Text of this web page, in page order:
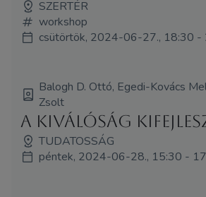
SZERTÉR
workshop
csütörtök, 2024-06-27., 18:30 -
Balogh D. Ottó, Egedi-Kovács
Zsolt
A kiválóság
TUDATOSSÁG
péntek, 2024-06-28., 15:30 -